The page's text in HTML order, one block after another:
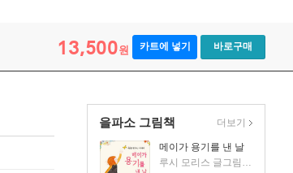
13,500원 카트에 넣기 바로구매
을파소 그림책
메이가 용기를 낸 날
루시 모리스 글그림/서남희 역
더보기